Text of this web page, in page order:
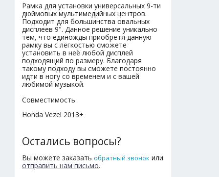
Рамка для установки универсальных 9-ти
дюймовых мультимедийных центров.
Подходит для большинства овальных
дисплеев 9". Данное решение уникально
тем, что единожды приобретя данную
рамку вы с лёгкостью сможете
установить в неё любой дисплей
подходящий по размеру. Благодаря
такому подходу вы сможете постоянно
идти в ногу со временем и с вашей
любимой музыкой.
Совместимость
Honda Vezel 2013+
Остались вопросы?
Вы можете заказать обратный звонок или
отправить нам письмо.